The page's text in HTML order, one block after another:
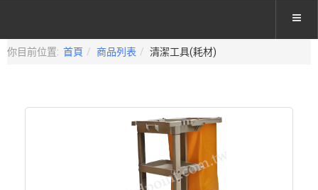
你目前位置: 首頁 商品列表 清潔工具(耗材)